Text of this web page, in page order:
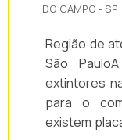
DO CAMPO - SP
Região de
São
extintores
para o
existem